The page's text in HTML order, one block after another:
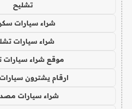
تشليح
شراء سيارات
شراء سيارات
موقع شراء سيارات
ارقام يشترون
شراء سيارات